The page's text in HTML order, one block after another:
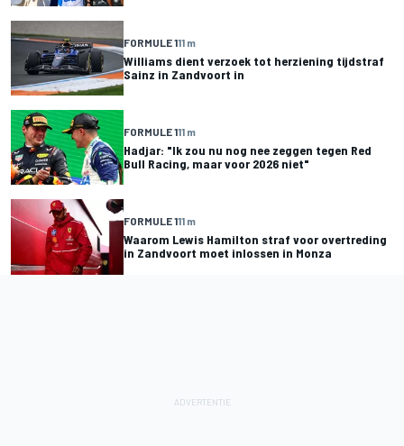
FORMULE 111 m
Williams dient verzoek tot herziening tijdstraf
Sainz in Zandvoort in
FORMULE 111 m
Hadjar: "Ik zou nu nog nee zeggen tegen Red
Bull Racing, maar voor 2026 niet"
FORMULE 111 m
Waarom Lewis Hamilton straf voor overtreding
in Zandvoort moet inlossen in Monza